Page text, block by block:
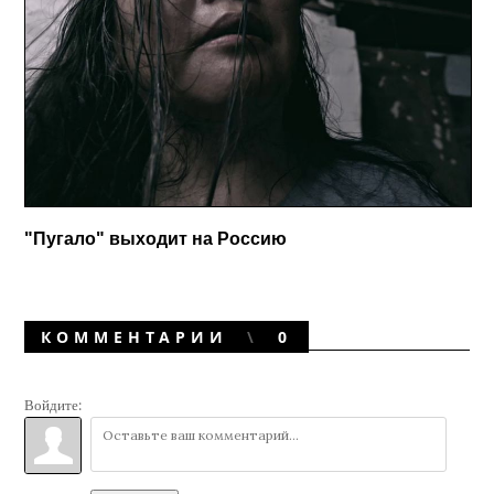
"Пугало" выходит на Россию
КОММЕНТАРИИ 0
Войдите: